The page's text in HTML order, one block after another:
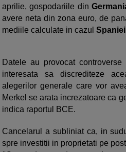
aprilie, gospodariile din
avere neta din zona euro, de
mediile calculate in cazul Spaniei
Datele au provocat
interesata sa discrediteze
alegerilor generale care vor
Merkel se arata increzatoare ca
indica raportul BCE.
Cancelarul a subliniat ca, in
spre investitii in proprietati pe